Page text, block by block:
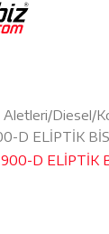
Diesel
D ELİPTİK